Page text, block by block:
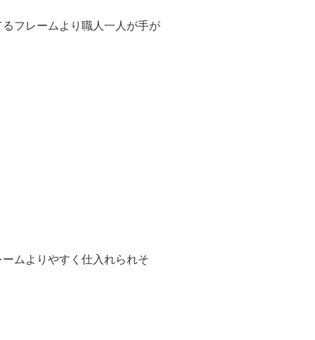
フレームより職人一人が手が
ムよりやすく仕入れられそ